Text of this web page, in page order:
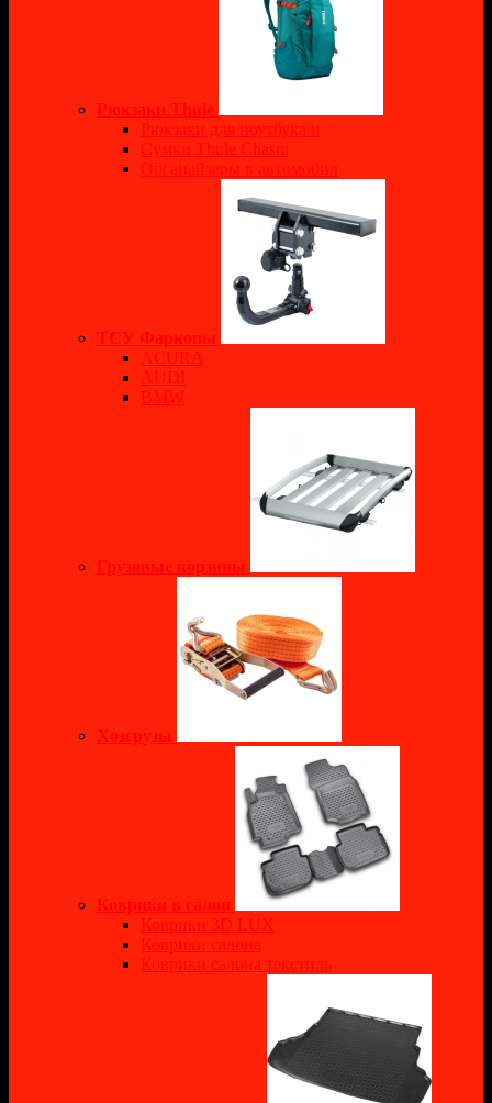
Рюкзаки Thule
Рюкзаки для ноутбука и
Сумки Thule Chasm
Органайзеры в автомобил
ТСУ Фаркопы
ACURA
AUDI
BMW
Грузовые корзины
Хозгрузы
Коврики в салон
Коврики 3D LUX
Коврики салона
Коврики салона текстиль